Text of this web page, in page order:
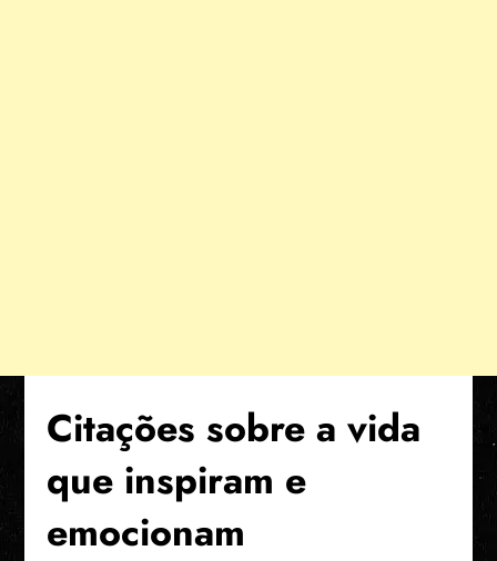
Citações sobre a vida
que inspiram e
emocionam